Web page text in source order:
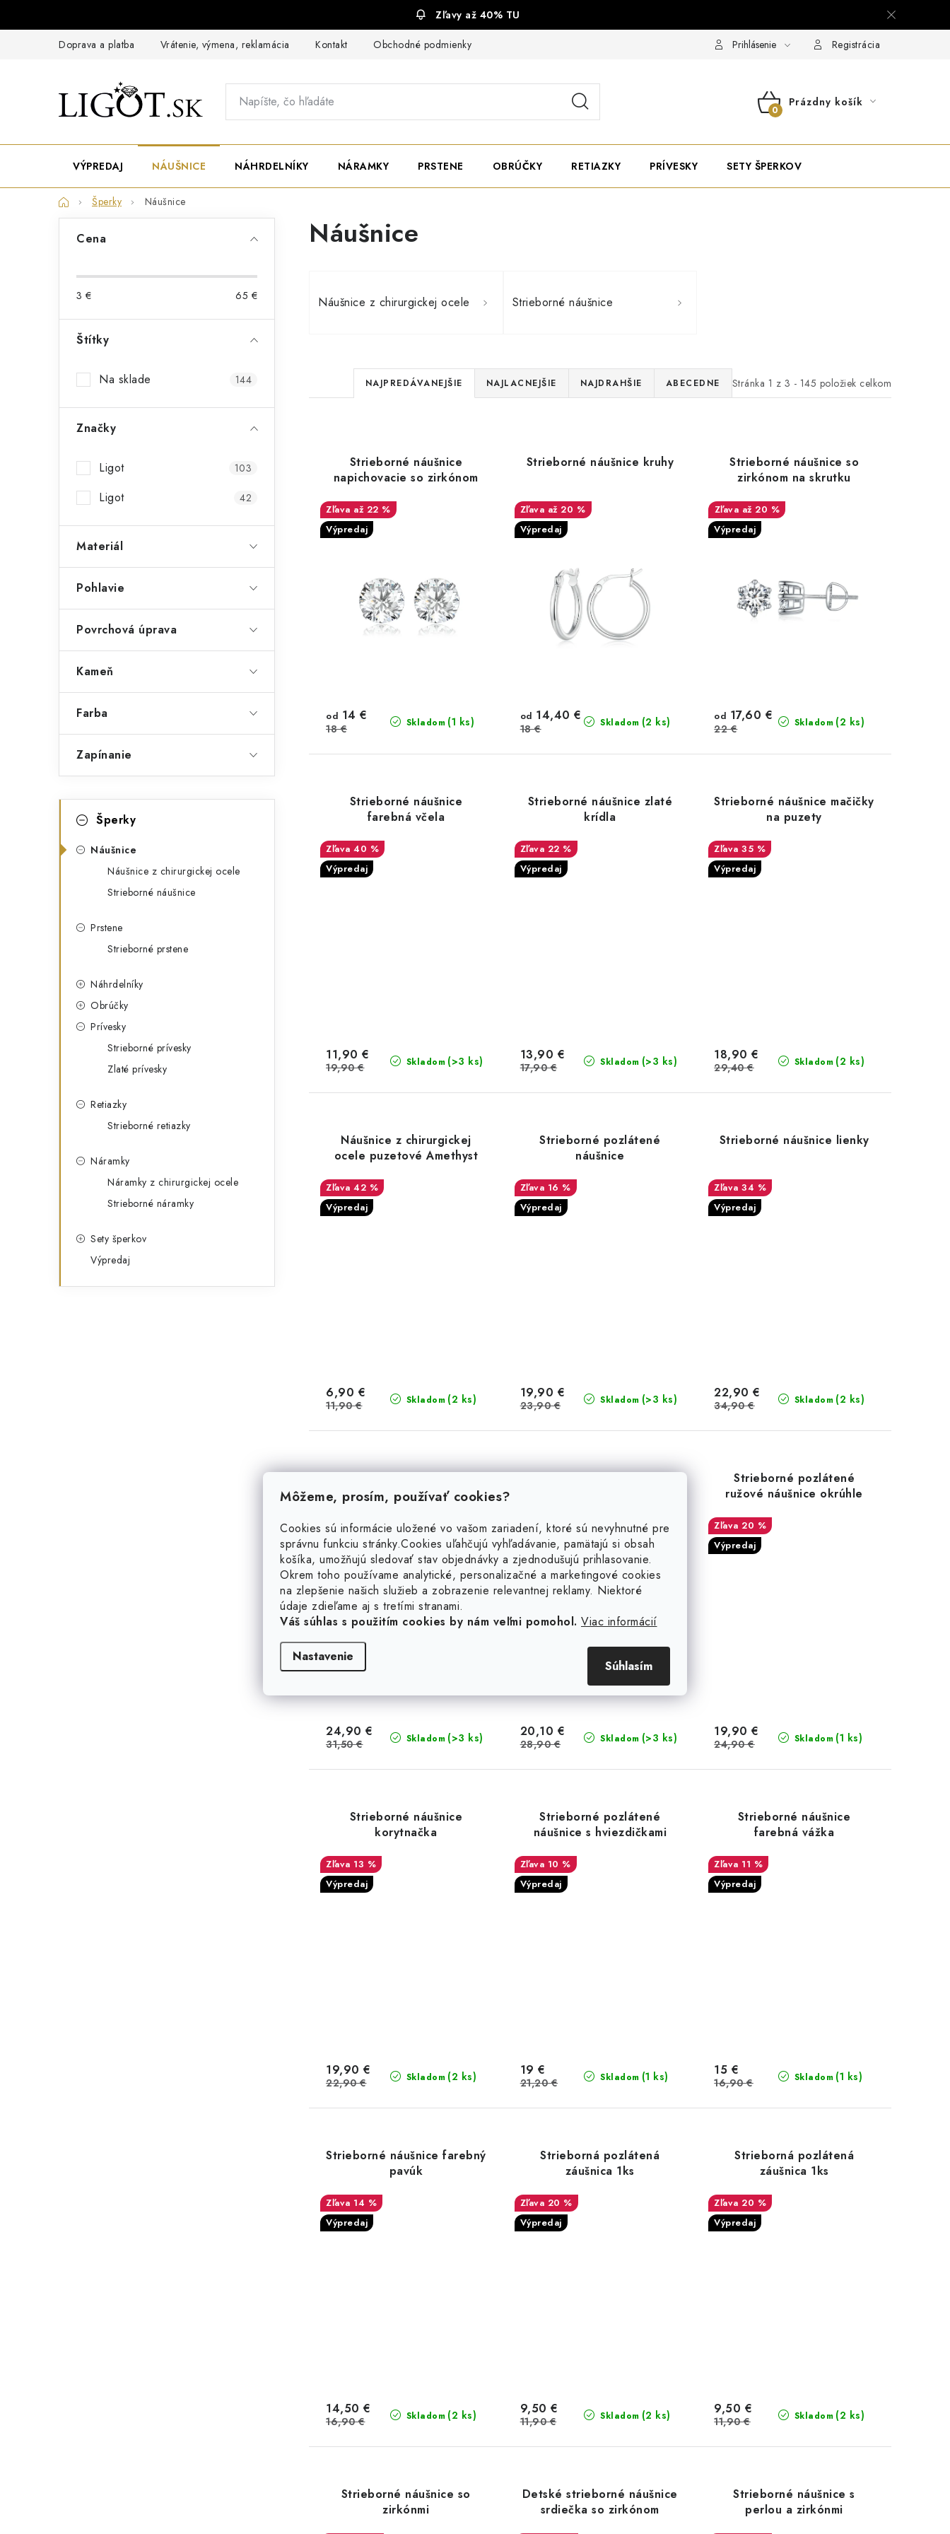
Môžeme, prosím, používať cookies?
Cookies sú informácie uložené vo vašom zariadení, ktoré sú nevyhnutné pre
správnu funkciu stránky.Cookies uľahčujú vyhľadávanie, pamätajú si obsah
košíka, umožňujú sledovať stav objednávky a zjednodušujú prihlasovanie.
Okrem toho používame analytické, personalizačné a marketingové cookies
na zlepšenie našich služieb a zobrazenie relevantnej reklamy. Niektoré
údaje zdieľame aj s tretími stranami.
Váš súhlas s použitím cookies by nám veľmi pomohol. Viac informácií
Nastavenie
Súhlasím
Zľavy až 40% TU
Doprava a platba Vrátenie, výmena, reklamácia Kontakt Obchodné podmienky Prihlásenie Registrácia
NÁKUPNÝ
Prázdny košík
VÝPREDAJ NÁUŠNICE NÁHRDELNÍKY NÁRAMKY PRSTENE OBRÚČKY RETIAZKY PRÍVESKY SETY ŠPERKOV
DomovŠperky Náušnice
B
p
Cena
3 € 65 €
Štítky
Na sklade 144
Značky
Ligot 103
Ligot 42
Materiál
Pohlavie
Povrchová úprava
Kameň
Farba
Zapínanie
kategórie
t
Šperky
Náušnice
Náušnice z chirurgickej ocele
Strieborné náušnice
Prstene
Strieborné prstene
Náhrdelníky
Obrúčky
Prívesky
Strieborné prívesky
Zlaté prívesky
Retiazky
Strieborné retiazky
Náramky
Náramky z chirurgickej ocele
Strieborné náramky
Sety šperkov
Výpredaj
Náušnice
Náušnice z chirurgickej ocele Strieborné náušnice
Stránka 1 z 3 - 145 položiek celkom
R
a
i
e
p
r
o
k
NAJPREDÁVANEJŠIE NAJLACNEJŠIE NAJDRAHŠIE ABECEDNE
Strieborné náušnice
napichovacie so zirkónom
až 22 %
Výpredaj
Skladom (1 ks)
od 14 €
18 €
Strieborné náušnice kruhy
až 20 %
Výpredaj
Skladom (2 ks)
od 14,40 €
18 €
Strieborné náušnice so
zirkónom na skrutku
až 20 %
Výpredaj
Skladom (2 ks)
od 17,60 €
22 €
Strieborné náušnice
farebná včela
40 %
Výpredaj
Skladom (>3 ks)
11,90 €
19,90 €
Strieborné náušnice zlaté
krídla
22 %
Výpredaj
Skladom (>3 ks)
13,90 €
17,90 €
Strieborné náušnice mačičky
na puzety
35 %
Výpredaj
Skladom (2 ks)
18,90 €
29,40 €
Náušnice z chirurgickej
ocele puzetové Amethyst
42 %
Výpredaj
Skladom (2 ks)
6,90 €
11,90 €
Strieborné pozlátené
náušnice
16 %
Výpredaj
Skladom (>3 ks)
19,90 €
23,90 €
Strieborné náušnice lienky
34 %
Výpredaj
Skladom (2 ks)
22,90 €
34,90 €
náušnice
20 %
Výpredaj
Skladom (>3 ks)
24,90 €
31,50 €
30 %
Výpredaj
Skladom (>3 ks)
20,10 €
28,90 €
Strieborné pozlátené
ružové náušnice okrúhle
20 %
Výpredaj
Skladom (1 ks)
19,90 €
24,90 €
Strieborné náušnice
korytnačka
13 %
Výpredaj
Skladom (2 ks)
19,90 €
22,90 €
Strieborné pozlátené
náušnice s hviezdičkami
10 %
Výpredaj
Skladom (1 ks)
19 €
21,20 €
Strieborné náušnice
farebná vážka
11 %
Výpredaj
Skladom (1 ks)
15 €
16,90 €
Strieborné náušnice farebný
pavúk
14 %
Výpredaj
Skladom (2 ks)
14,50 €
16,90 €
Strieborná pozlátená
záušnica 1ks
20 %
Výpredaj
Skladom (2 ks)
9,50 €
11,90 €
Strieborná pozlátená
záušnica 1ks
20 %
Výpredaj
Skladom (2 ks)
9,50 €
11,90 €
Strieborné náušnice so
zirkónmi
Detské strieborné náušnice
srdiečka so zirkónom
Strieborné náušnice s
perlou a zirkónmi